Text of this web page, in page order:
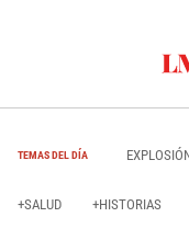
TEMAS DEL DÍA
+SALUD +HISTORIAS